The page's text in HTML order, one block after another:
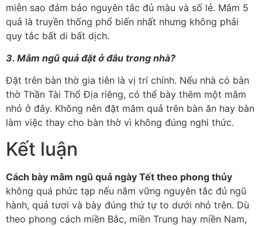
miễn sao đảm bảo nguyên tắc đủ màu và số lẻ. Mâm 5
quả là truyền thống phổ biến nhất nhưng không phải
quy tắc bất di bất dịch.
3. Mâm ngũ quả đặt ở đâu trong nhà?
Đặt trên bàn thờ gia tiên là vị trí chính. Nếu nhà có bàn
thờ Thần Tài Thổ Địa riêng, có thể bày thêm một mâm
nhỏ ở đây. Không nên đặt mâm quả trên bàn ăn hay bàn
làm việc thay cho bàn thờ vì không đúng nghi thức.
Kết luận
Cách bày mâm ngũ quả ngày Tết theo phong thủy
không quá phức tạp nếu nắm vững nguyên tắc đủ ngũ
hành, quả tươi và bày đúng thứ tự to dưới nhỏ trên. Dù
theo phong cách miền Bắc, miền Trung hay miền Nam,